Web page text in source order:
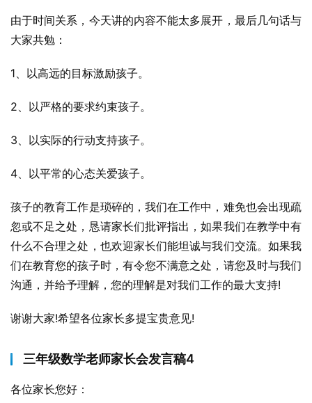
由于时间关系，今天讲的内容不能太多展开，最后几句话与
大家共勉：
1、以高远的目标激励孩子。
2、以严格的要求约束孩子。
3、以实际的行动支持孩子。
4、以平常的心态关爱孩子。
孩子的教育工作是琐碎的，我们在工作中，难免也会出现疏
忽或不足之处，恳请家长们批评指出，如果我们在教学中有
什么不合理之处，也欢迎家长们能坦诚与我们交流。如果我
们在教育您的孩子时，有令您不满意之处，请您及时与我们
沟通，并给予理解，您的理解是对我们工作的最大支持!
谢谢大家!希望各位家长多提宝贵意见!
三年级数学老师家长会发言稿4
各位家长您好：